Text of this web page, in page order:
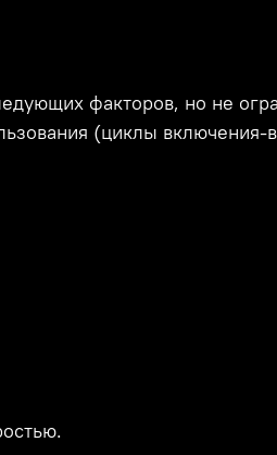
факторов, но не
(циклы включения-